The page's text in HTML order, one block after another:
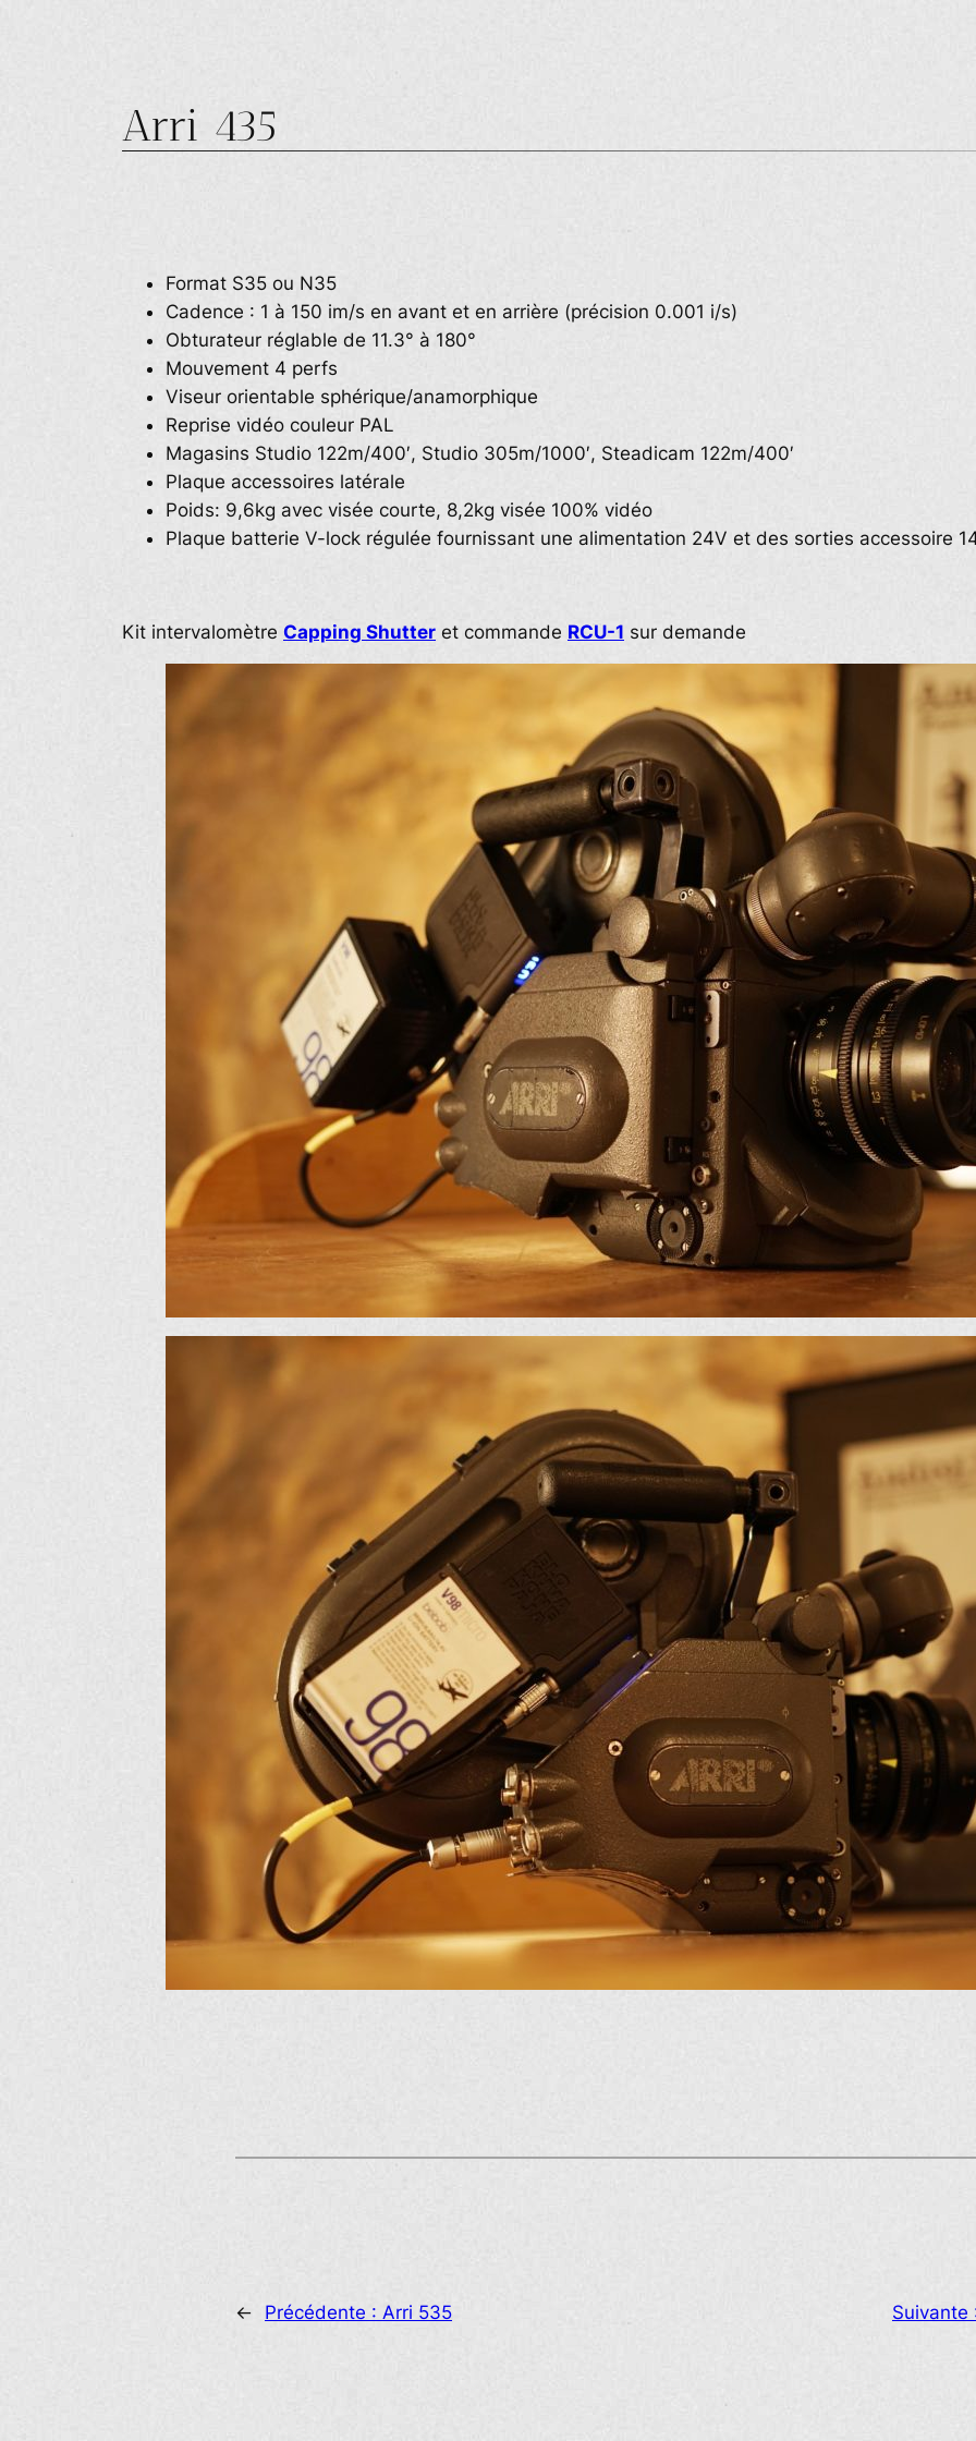
Arri 435
Format S35 ou N35
Cadence : 1 à 150 im/s en avant et en arrière (précision 0.001 i/s)
Obturateur réglable de 11.3° à 180°
Mouvement 4 perfs
Viseur orientable sphérique/anamorphique
Reprise vidéo couleur PAL
Magasins Studio 122m/400′, Studio 305m/1000′, Steadicam 122m/400′
Plaque accessoires latérale
Poids: 9,6kg avec visée courte, 8,2kg visée 100% vidéo
Plaque batterie V-lock régulée fournissant une alimentation 24V et des sorties accessoire
Kit intervalomètre Capping Shutter et commande RCU-1 sur demande
← Précédente : Arri 535